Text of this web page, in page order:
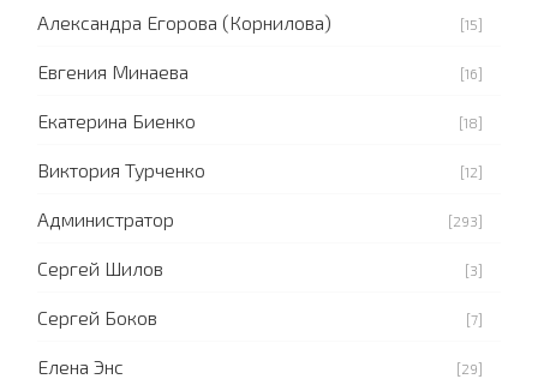
Александра Егорова (Корнилова) [15]
Евгения Минаева [16]
Екатерина Биенко [18]
Виктория Турченко [12]
Администратор [293]
Сергей Шилов [3]
Сергей Боков [7]
Елена Энс [29]